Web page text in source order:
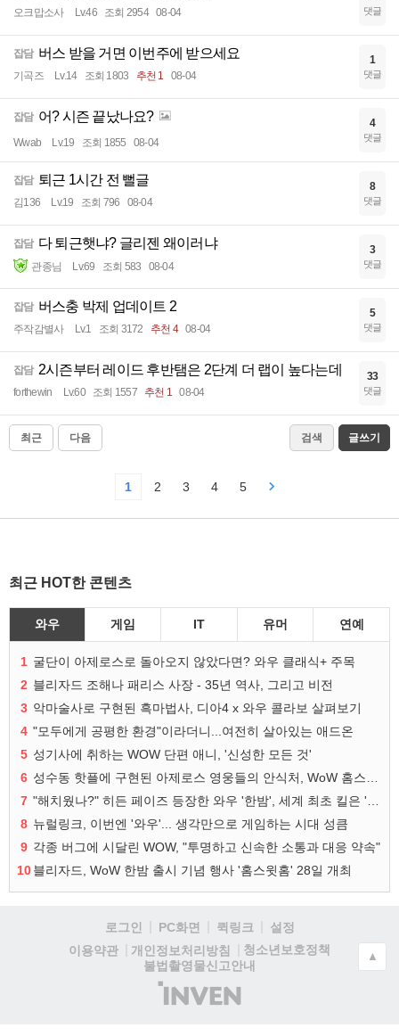
오크맙소사 Lv.46 조회 2954 08-04 댓글
잡담 버스 받을 거면 이번주에 받으세요
기곡즈 Lv.14 조회 1803 추천 1 08-04
1
댓글
잡담 어? 시즌 끝났나요?
Wwab Lv.19 조회 1855 08-04
4
댓글
잡담 퇴근 1시간 전 뻘글
김136 Lv.19 조회 796 08-04
8
댓글
잡담 다 퇴근햇냐? 글리젠 왜이러냐
관종님 Lv.69 조회 583 08-04
3
댓글
잡담 버스충 박제 업데이트 2
주작감별사 Lv.1 조회 3172 추천 4 08-04
5
댓글
잡담 2시즌부터 레이드 후반탬은 2단계 더 랩이 높다는데
forthewin Lv.60 조회 1557 추천 1 08-04
33
댓글
최근 다음 검색 글쓰기
1 2 3 4 5
최근 HOT한 콘텐츠
와우 게임 IT 유머 연예
1 굴단이 아제로스로 돌아오지 않았다면? 와우 클래식+ 주목
2 블리자드 조해나 패리스 사장 - 35년 역사, 그리고 비전
3 악마술사로 구현된 흑마법사, 디아4 x 와우 콜라보 살펴보기
4 "모두에게 공평한 환경"이라더니...여전히 살아있는 애드온
5 성기사에 취하는 WOW 단편 애니, '신성한 모든 것'
6
7
8 뉴럴링크, 이번엔 '와우'... 생각만으로 게임하는 시대 성큼
9 각종 버그에 시달린 WOW, "투명하고 신속한 소통과 대응 약속"
10블리자드, WoW 한밤 출시 기념 행사 '홈스윗홈' 28일 개최
로그인 PC화면 퀵링크
설정
이용약관
개인정보처리방침
청소년보호정책
불법촬영물신고안내
(주)
인
▲